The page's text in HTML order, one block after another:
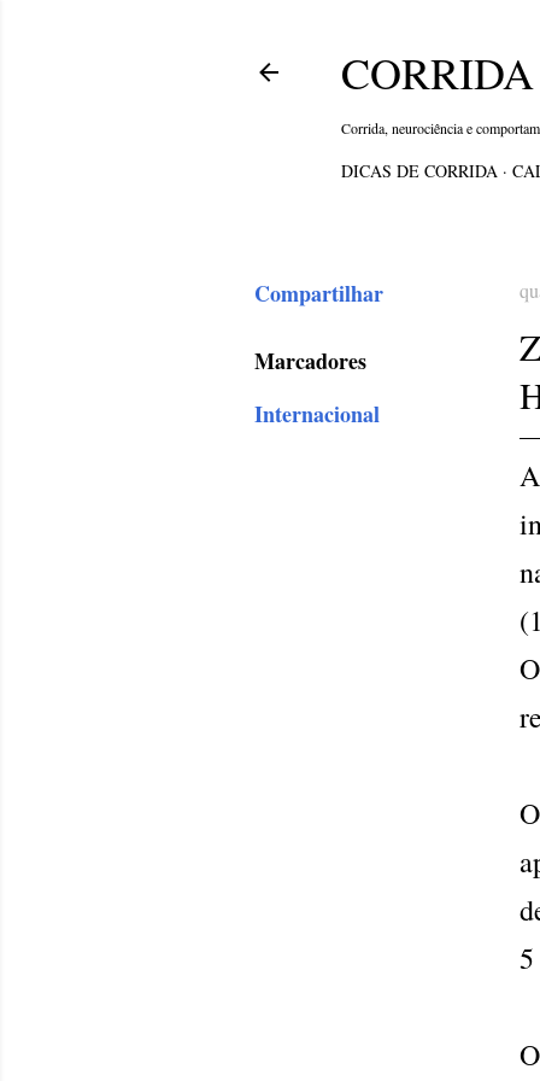
Corrida, neurociência e
DICAS DE CORRIDA
Compartilhar
Marcadores
Internacional